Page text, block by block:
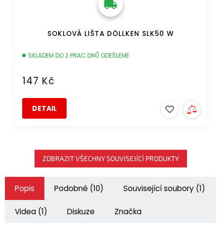
SOKLOVÁ LIŠTA DÖLLKEN SLK50 W
SKLADEM DO 2 PRAC.DNŮ ODEŠLEME
147 Kč
DETAIL
ZOBRAZIT VŠECHNY SOUVISEJÍCÍ PRODUKTY
Popis Podobné (10) Související soubory (1)
Videa (1) Diskuze Značka